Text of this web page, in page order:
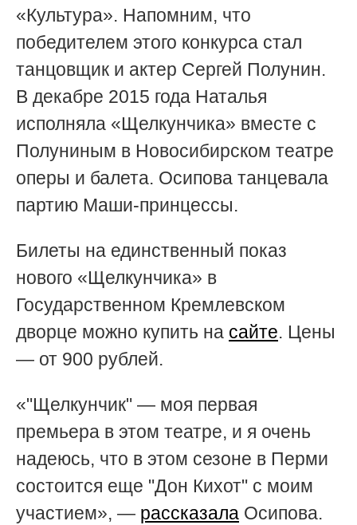
«Культура». Напомним, что
победителем этого конкурса стал
танцовщик и актер Сергей Полунин.
В декабре 2015 года Наталья
исполняла «Щелкунчика» вместе с
Полуниным в Новосибирском театре
оперы и балета. Осипова танцевала
партию Маши-принцессы.
Билеты на единственный показ
нового «Щелкунчика» в
Государственном Кремлевском
дворце можно купить на сайте. Цены
— от 900 рублей.
«"Щелкунчик" — моя первая
премьера в этом театре, и я очень
надеюсь, что в этом сезоне в Перми
состоится еще "Дон Кихот" с моим
участием», — рассказала Осипова.